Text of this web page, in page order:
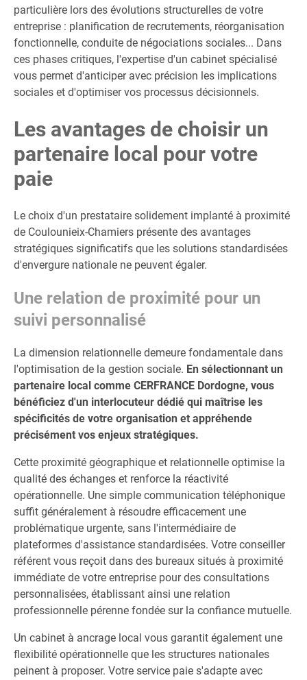
particulière lors des évolutions structurelles de votre
entreprise : planification de recrutements, réorganisation
fonctionnelle, conduite de négociations sociales... Dans
ces phases critiques, l'expertise d'un cabinet spécialisé
vous permet d'anticiper avec précision les implications
sociales et d'optimiser vos processus décisionnels.
Les avantages de choisir un
partenaire local pour votre
paie
Le choix d'un prestataire solidement implanté à proximité
de Coulounieix-Chamiers présente des avantages
stratégiques significatifs que les solutions standardisées
d'envergure nationale ne peuvent égaler.
Une relation de proximité pour un
suivi personnalisé
La dimension relationnelle demeure fondamentale dans
l'optimisation de la gestion sociale. En sélectionnant un
partenaire local comme CERFRANCE Dordogne, vous
bénéficiez d'un interlocuteur dédié qui maîtrise les
spécificités de votre organisation et appréhende
précisément vos enjeux stratégiques.
Cette proximité géographique et relationnelle optimise la
qualité des échanges et renforce la réactivité
opérationnelle. Une simple communication téléphonique
suffit généralement à résoudre efficacement une
problématique urgente, sans l'intermédiaire de
plateformes d'assistance standardisées. Votre conseiller
référent vous reçoit dans des bureaux situés à proximité
immédiate de votre entreprise pour des consultations
personnalisées, établissant ainsi une relation
professionnelle pérenne fondée sur la confiance mutuelle.
Un cabinet à ancrage local vous garantit également une
flexibilité opérationnelle que les structures nationales
peinent à proposer. Votre service paie s'adapte avec